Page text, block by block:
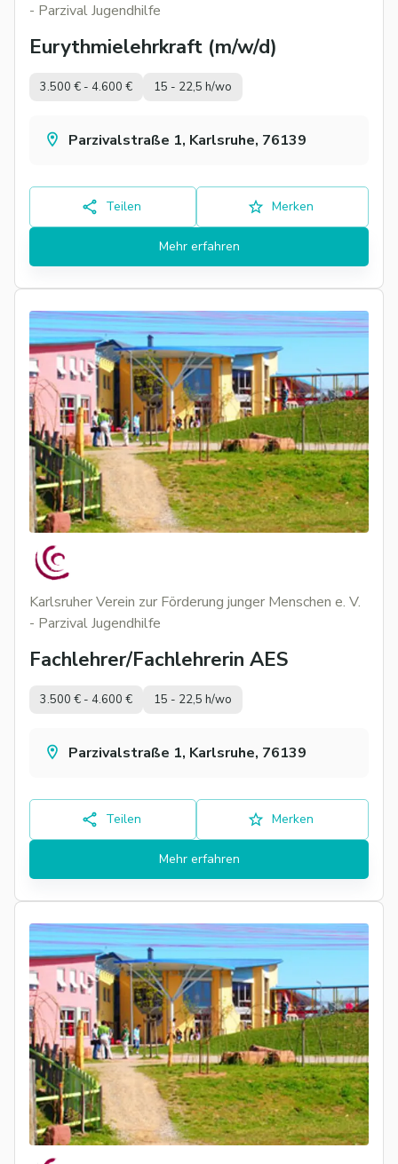
- Parzival Jugendhilfe
Eurythmielehrkraft (m/w/d)
3.500 € - 4.600 € 15 - 22,5 h/wo
Parzivalstraße 1, Karlsruhe, 76139
Teilen Merken
Mehr erfahren
Karlsruher Verein zur Förderung junger Menschen e. V.
- Parzival Jugendhilfe
Fachlehrer/Fachlehrerin AES
3.500 € - 4.600 € 15 - 22,5 h/wo
Parzivalstraße 1, Karlsruhe, 76139
Teilen Merken
Mehr erfahren